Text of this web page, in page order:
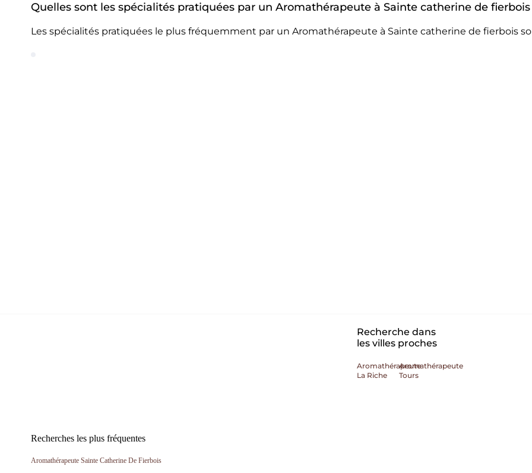
Quelles sont les spécialités pratiquées par un Aromathérapeute à Sainte catherine de fierbois
Les spécialités pratiquées le plus fréquemment par un Aromathérapeute à Sainte catherine de fierbois
Recherche dans
les villes proches
Aromathérapeute
La Riche
Aromathérapeute
Tours
Recherches les plus fréquentes
Aromathérapeute Sainte Catherine De Fierbois